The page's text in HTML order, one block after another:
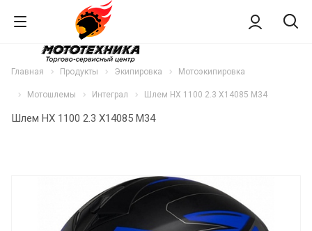
Главная Продукты Экипировка Мотоэкипировка
Мотошлемы Интеграл Шлем HX 1100 2.3 X14085 M34
Шлем HX 1100 2.3 X14085 M34